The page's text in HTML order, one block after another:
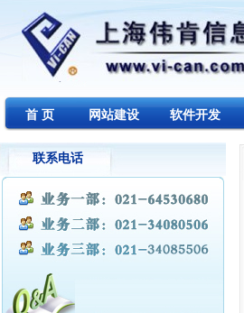
首 页 网站建设 软件开发
联系电话